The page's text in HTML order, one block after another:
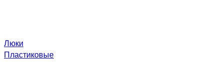
Люки
Пластиковые